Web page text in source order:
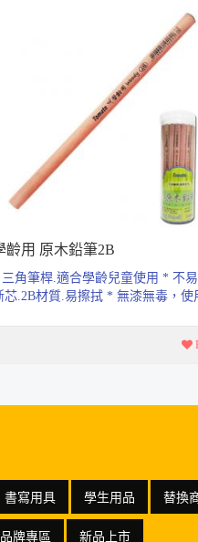
齡用 原木鉛筆2B
角筆桿.適合學齡兒童使用 * 不易
芯.2B材質.易擦拭 * 無漆無毒，使
書寫用具 學生用品 替換
牌專區 新品上市